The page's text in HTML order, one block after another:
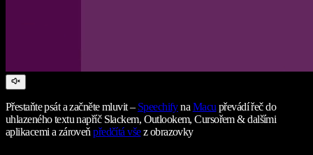
Přestaňte psát a začněte mluvit – Speechifyna Macu převádí řeč do
uhlazeného textu napříč Slackem, Outlookem, Cursořem & dalšími
aplikacemi a zároveňpředčítá všez obrazovky